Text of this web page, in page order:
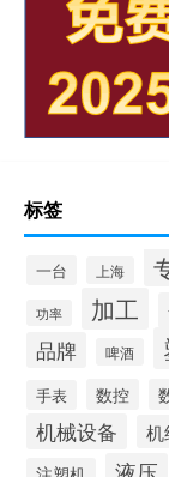
标签
一台 上海
功率 加工
品牌 啤酒
手表 数控
机械设备 机